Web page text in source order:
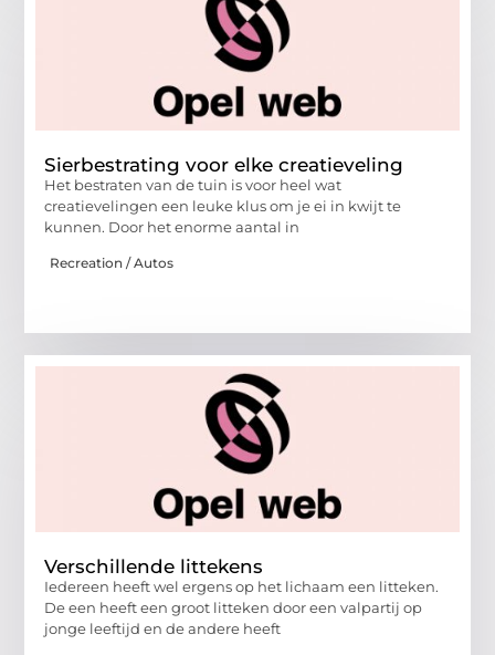
Sierbestrating voor elke creatieveling
Het bestraten van de tuin is voor heel wat
creatievelingen een leuke klus om je ei in kwijt te
kunnen. Door het enorme aantal in
Recreation / Autos
Verschillende littekens
Iedereen heeft wel ergens op het lichaam een litteken.
De een heeft een groot litteken door een valpartij op
jonge leeftijd en de andere heeft